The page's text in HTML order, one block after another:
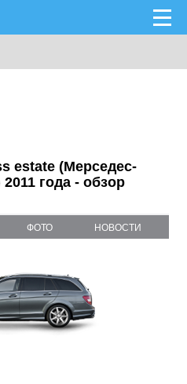
estate (Мерседес-
года - обзор
ФОТО НОВОСТИ